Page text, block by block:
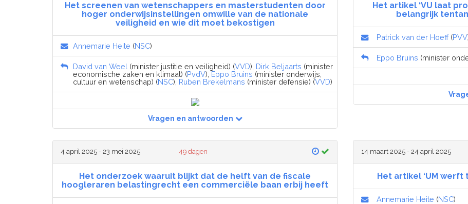
Het screenen van wetenschappers en masterstudenten door
hoger onderwijsinstellingen omwille van de nationale
veiligheid en wie dit moet bekostigen
Annemarie Heite (NSC)
David van Weel (minister justitie en veiligheid) (VVD), Dirk Beljaarts (minister
economische zaken en klimaat) (PvdV), Eppo Bruins (minister onderwijs,
cultuur en wetenschap) (NSC), Ruben Brekelmans (minister defensie) (VVD)
Vragen en antwoorden
Het artikel ‘VU laat
belangrijk
Patrick van der Hoeff(PVV
Eppo Bruins (minister
4 april 2025 - 23 mei 2025 49 dagen
Het onderzoek waaruit blijkt dat de helft van de fiscale
hoogleraren belastingrecht een commerciële baan erbij heeft
14 maart 2025 - 24 april 2025
Het artikel ‘UM
Annemarie Heite (NSC)